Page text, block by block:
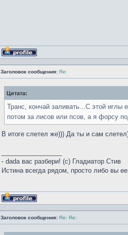
Профиль
Заголовок сообщения: Re:
Цитата:
Транс, кончай заливать...С этой
потом за лисов или псов, а я форсу
В итоге слетел же))) Да ты и сам
- dada вас разбери! (с) Гладиатор Стив
Истина всегда рядом, просто либо вы
Профиль
Заголовок сообщения: Re: Re: